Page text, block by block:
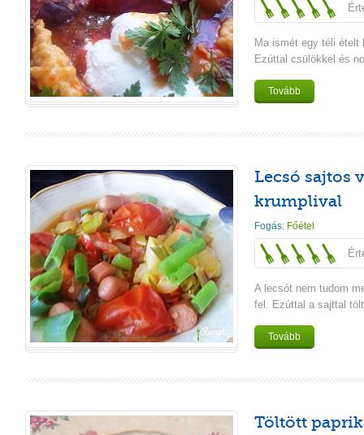
Ma ismét egy téli
Ezúttal csülökkel és
Tovább
Lecsó sajtos
krumplival
Fogás: Főétel
A lecsót nem tudom
fel. Ezúttal a sajttal
Tovább
Töltött